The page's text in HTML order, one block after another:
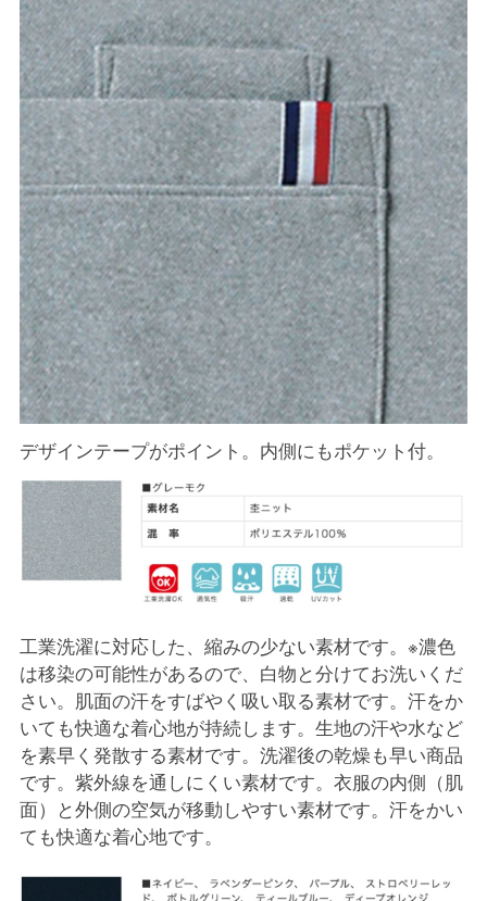
デザインテープがポイント。内側にもポケット付。
工業洗濯に対応した、縮みの少ない素材です。※濃色
は移染の可能性があるので、白物と分けてお洗いくだ
さい。肌面の汗をすばやく吸い取る素材です。汗をか
いても快適な着心地が持続します。生地の汗や水など
を素早く発散する素材です。洗濯後の乾燥も早い商品
です。紫外線を通しにくい素材です。衣服の内側（肌
面）と外側の空気が移動しやすい素材です。汗をかい
ても快適な着心地です。